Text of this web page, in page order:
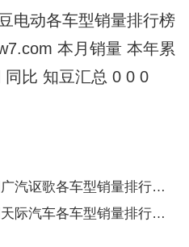
电动各车型销量排行榜
本月销量 本年累
比 知豆汇总 0 0 0
讴歌各车型销量排行榜完整版
汽车各车型销量排行榜完整版